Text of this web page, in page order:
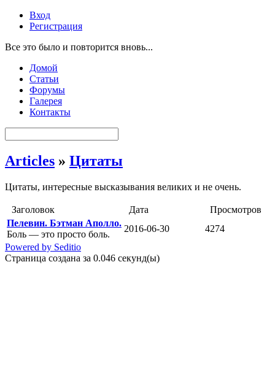
Вход
Регистрация
Все это было и повторится вновь...
Домой
Статьи
Форумы
Галерея
Контакты
Articles » Цитаты
Цитаты, интересные высказывания великих и не очень.
Заголовок Дата
Просмотров
Пелевин. Бэтман Аполло.
Боль — это просто боль.
2016-06-30
4274
Powered by Seditio
Страница создана за 0.046 секунд(ы)